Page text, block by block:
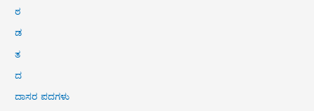
ಠ
ಡ
ತ
ದ
ದಾಸರ ಪದಗಳು